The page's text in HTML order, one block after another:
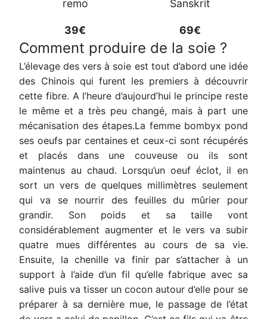
remo
39€
Sanskrit
69€
Comment produire de la soie ?
L’élevage des vers à soie est tout d’abord une idée
des Chinois qui furent les premiers à découvrir
cette fibre. A l’heure d’aujourd’hui le principe reste
le même et a très peu changé, mais à part une
mécanisation des étapes.La femme bombyx pond
ses oeufs par centaines et ceux-ci sont récupérés
et placés dans une couveuse ou ils sont
maintenus au chaud. Lorsqu’un oeuf éclot, il en
sort un vers de quelques millimètres seulement
qui va se nourrir des feuilles du mûrier pour
grandir. Son poids et sa taille vont
considérablement augmenter et le vers va subir
quatre mues différentes au cours de sa vie.
Ensuite, la chenille va finir par s’attacher à un
support à l’aide d’un fil qu’elle fabrique avec sa
salive puis va tisser un cocon autour d’elle pour se
préparer à sa dernière mue, le passage de l’état